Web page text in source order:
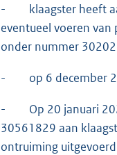
- klaagster heeft aan
eventueel voeren
onder nummer
- op 6 december
- Op 20 januari
30561829 aan
ontruiming